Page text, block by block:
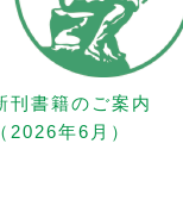
刊書籍のご案内
（2026年6月）